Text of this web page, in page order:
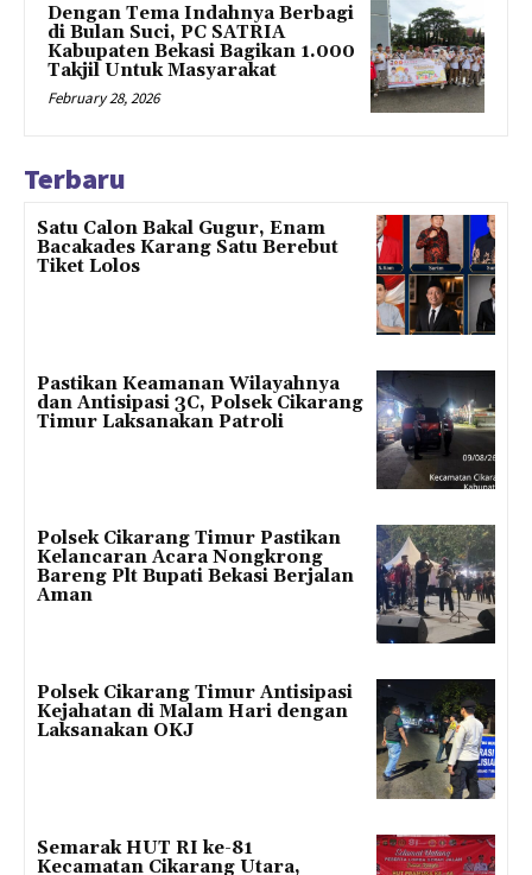
Dengan Tema Indahnya Berbagi
di Bulan Suci, PC SATRIA
Kabupaten Bekasi Bagikan 1.000
Takjil Untuk Masyarakat
February 28, 2026
Terbaru
Satu Calon Bakal Gugur, Enam
Bacakades Karang Satu Berebut
Tiket Lolos
Pastikan Keamanan Wilayahnya
dan Antisipasi 3C, Polsek Cikarang
Timur Laksanakan Patroli
Polsek Cikarang Timur Pastikan
Kelancaran Acara Nongkrong
Bareng Plt Bupati Bekasi Berjalan
Aman
Polsek Cikarang Timur Antisipasi
Kejahatan di Malam Hari dengan
Laksanakan OKJ
Semarak HUT RI ke-81
Kecamatan Cikarang Utara,